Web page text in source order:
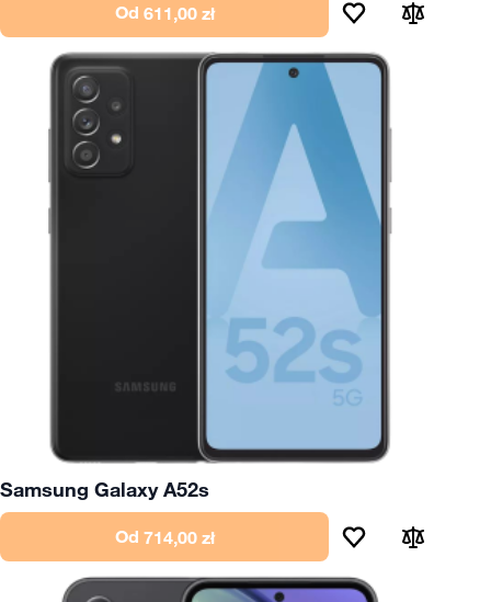
Od 611,00 zł
Samsung Galaxy A52s
Od 714,00 zł